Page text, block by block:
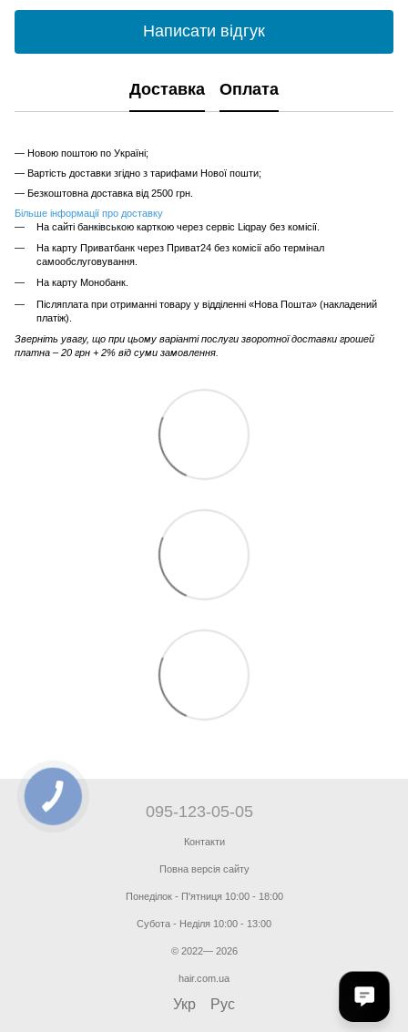
Написати відгук
Доставка Оплата
— Новою поштою по Україні;
— Вартість доставки згідно з тарифами Нової пошти;
— Безкоштовна доставка від 2500 грн.
Більше інформації про доставку
На сайті банківською карткою через сервіс Liqpay без комісії.
На карту Приватбанк через Приват24 без комісії або термінал
самообслуговування.
На карту Монобанк.
Післяплата при отриманні товару у відділенні «Нова Пошта» (накладений
платіж).
Зверніть увагу, що при цьому варіанті послуги зворотної доставки грошей
платна – 20 грн + 2% від суми замовлення.
095-123-05-05
Контакти
Повна версія сайту
Понеділок - П'ятниця 10:00 - 18:00
Субота - Неділя 10:00 - 13:00
© 2022— 2026
hair.com.ua
Укр Рус